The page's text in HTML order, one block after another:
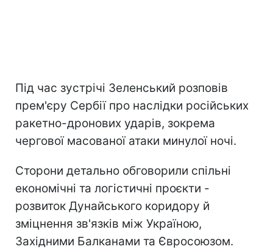
Під час зустрічі Зеленський розповів
прем'єру Сербії про наслідки російських
ракетно-дронових ударів, зокрема
чергової масованої атаки минулої ночі.
Сторони детально обговорили спільні
економічні та логістичні проєкти -
розвиток Дунайського коридору й
зміцнення зв'язків між Україною,
Західними Балканами та Євросоюзом.